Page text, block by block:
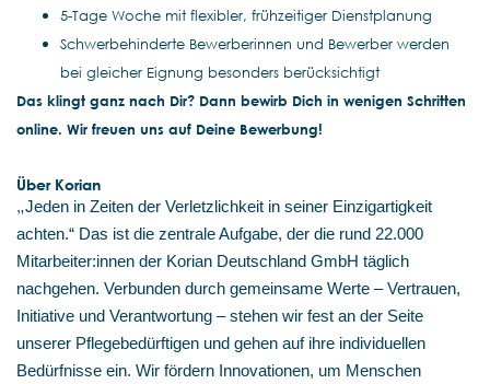
5-Tage Woche mit flexibler, frühzeitiger Dienstplanung
Schwerbehinderte Bewerberinnen und Bewerber werden
bei gleicher Eignung besonders berücksichtigt
Das klingt ganz nach Dir? Dann bewirb Dich in wenigen Schritten
online. Wir freuen uns auf Deine Bewerbung!
Über Korian
„Jeden in Zeiten der Verletzlichkeit in seiner Einzigartigkeit
achten.“ Das ist die zentrale Aufgabe, der die rund 22.000
Mitarbeiter:innen der Korian Deutschland GmbH täglich
nachgehen. Verbunden durch gemeinsame Werte – Vertrauen,
Initiative und Verantwortung – stehen wir fest an der Seite
unserer Pflegebedürftigen und gehen auf ihre individuellen
Bedürfnisse ein. Wir fördern Innovationen, um Menschen